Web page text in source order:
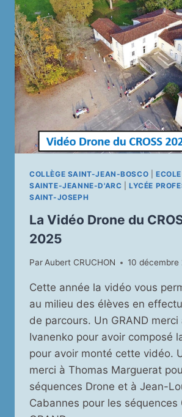
COLLÈGE SAINT-JEAN-BOSCO |
SAINTE-JEANNE-D'ARC |LYCÉE
SAINT-JOSEPH
La Vidéo Drone du
2025
ParAubert CRUCHON 10 décembre
Cette année la vidéo vous
au milieu des élèves en
de parcours. Un GRAND merci
Ivanenko pour avoir composé
pour avoir monté cette vidéo.
merci à Thomas Marguerat
séquences Drone et à Jean-
Cabannes pour les séquences